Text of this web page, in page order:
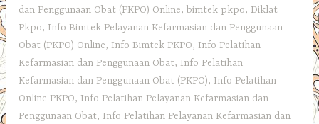
dan Penggunaan Obat (PKPO) Online, bimtek pkpo,Diklat
Pkpo, Info Bimtek Pelayanan Kefarmasian dan Penggunaan
Obat (PKPO) Online, Info Bimtek PKPO, Info Pelatihan
Kefarmasian dan Penggunaan Obat, Info Pelatihan
Kefarmasian dan Penggunaan Obat (PKPO), Info Pelatihan
Online PKPO, Info Pelatihan Pelayanan Kefarmasian dan
Penggunaan Obat, Info Pelatihan Pelayanan Kefarmasian dan